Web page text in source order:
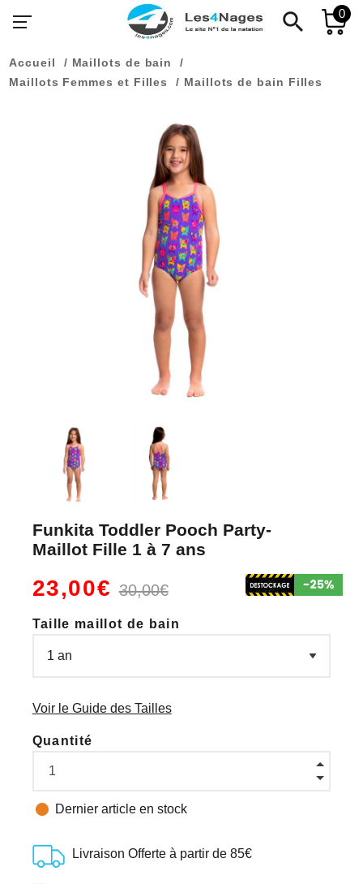
search 0
Accueil
Maillots de bain
Maillots Femmes et Filles
Maillots de bain Filles
Funkita Toddler Pooch Party-
Maillot Fille 1 à 7 ans
23,00€30,00€
Taille maillot de bain
Voir le Guide des Tailles
Quantité
 Dernier article en stock
Livraison Offerte à partir de 85€